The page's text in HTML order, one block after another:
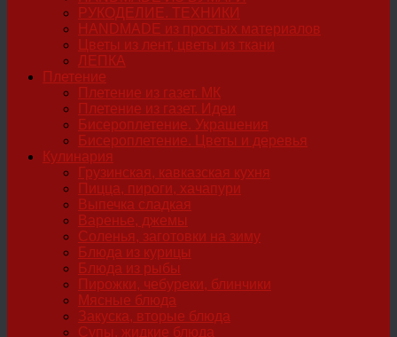
РУКОДЕЛИЕ. ТЕХНИКИ
HANDMADE из простых материалов
Цветы из лент, цветы из ткани
ЛЕПКА
Плетение
Плетение из газет. МК
Плетение из газет. Идеи
Бисероплетение. Украшения
Бисероплетение. Цветы и деревья
Кулинария
Грузинская, кавказская кухня
Пицца, пироги, хачапури
Выпечка сладкая
Варенье, джемы
Соленья, заготовки на зиму
Блюда из курицы
Блюда из рыбы
Пирожки, чебуреки, блинчики
Мясные блюда
Закуска, вторые блюда
Супы, жидкие блюда